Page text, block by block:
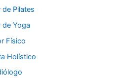
Pilates
Yoga
Físico
Holístico